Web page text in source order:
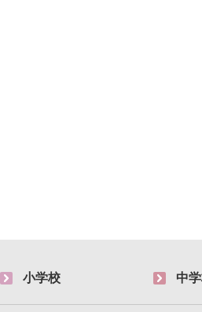
小学校 中